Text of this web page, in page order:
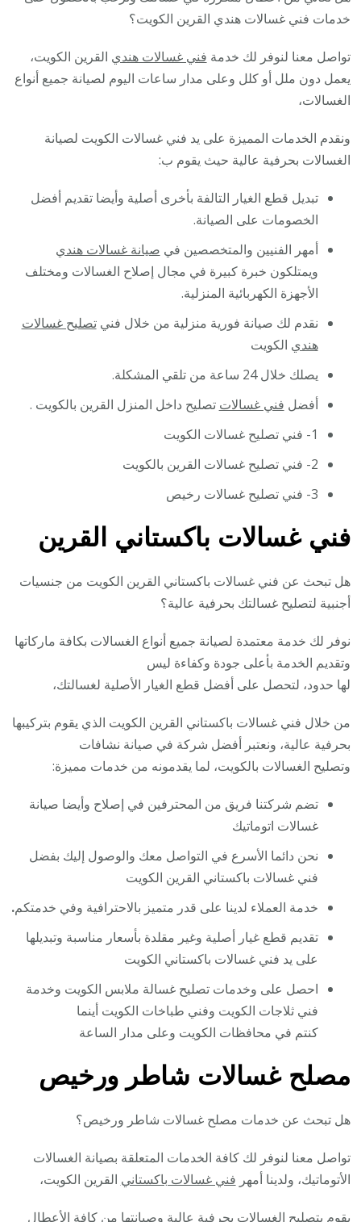
خدمات فني غسالات هندي القرين الكويت؟
تواصل معنا لنوفر لك خدمة فني غسالات هندي القرين الكويت،
يعمل دون ملل أو كلل وعلى مدار ساعات اليوم لصيانة جميع أنواع
الغسالات،
ونقدم الخدمات المميزة على يد فني غسالات الكويت لصيانة
الغسالات بحرفية عالية حيث يقوم ب:
تبديل قطع الغيار التالفة بأخرى أصلية وأيضا تقديم أفضل
الخصومات على الصيانة.
أمهر الفنيين والمتخصصين في صيانة غسالات هندي
ويمتلكون خبرة كبيرة في مجال إصلاح الغسالات ومختلف
الأجهزة الكهربائية المنزلية.
نقدم لك صيانة فورية منزلية من خلال فنيتصليح غسالات
هندي الكويت
يصلك خلال 24 ساعة من تلقي المشكلة.
أفضل فني غسالات تصليح داخل المنزل القرين بالكويت .
1- فني تصليح غسالات الكويت
2- فني تصليح غسالات القرين بالكويت
3- فني تصليح غسالات رخيص
فني غسالات باكستاني القرين
هل تبحث عن فني غسالات باكستاني القرين الكويت من جنسيات
أجنبية لتصليح غسالتك بحرفية عالية؟
نوفر لك خدمة معتمدة لصيانة جميع أنواع الغسالات بكافة ماركاتها
وتقديم الخدمة بأعلى جودة وكفاءة ليس
لها حدود، لتحصل على أفضل قطع الغيار الأصلية لغسالتك،
من خلال فني غسالات باكستاني القرين الكويت الذي يقوم بتركيبها
بحرفية عالية، ونعتبر أفضل شركة في صيانة نشافات
وتصليح الغسالات بالكويت، لما يقدمونه من خدمات مميزة:
تضم شركتنا فريق من المحترفين في إصلاح وأيضا صيانة
غسالات اتوماتيك
نحن دائما الأسرع في التواصل معك والوصول إليك بفضل
فني غسالات باكستاني القرين الكويت
خدمة العملاء لدينا على قدر متميز بالاحترافية وفي خدمتكم.
تقديم قطع غيار أصلية وغير مقلدة بأسعار مناسبة وتبديلها
على يد فني غسالات باكستاني الكويت
احصل على وخدمات تصليح غسالة ملابس الكويت وخدمة
فني ثلاجات الكويت وفني طباخات الكويت أينما
كنتم في محافظات الكويت وعلى مدار الساعة
مصلح غسالات شاطر ورخيص
هل تبحث عن خدمات مصلح غسالات شاطر ورخيص؟
تواصل معنا لنوفر لك كافة الخدمات المتعلقة بصيانة الغسالات
الأتوماتيك، ولدينا أمهر فني غسالات باكستاني القرين الكويت،
يقوم بتصليح الغسالات بحرفية عالية وصيانتها من كافة الأعطال